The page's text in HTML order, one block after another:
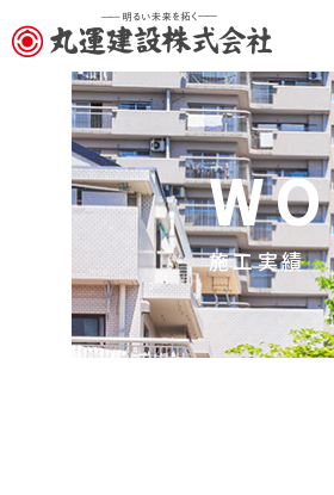
施工実績